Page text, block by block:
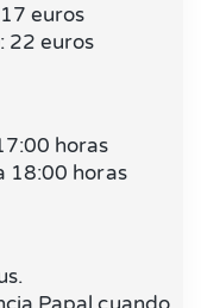
euros
22 euros
horas
18:00 horas